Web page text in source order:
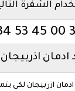
الشفرة
53 45 00
اذربيجان
ازربيجان لكى